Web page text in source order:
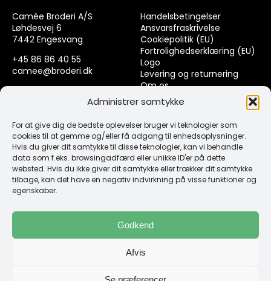
Administrer samtykke
For at give dig de bedste oplevelser bruger vi teknologier som
cookies til at gemme og/eller få adgang til enhedsoplysninger.
Hvis du giver dit samtykke til disse teknologier, kan vi behandle
data som f.eks. browsingadfærd eller unikke ID'er på dette
websted. Hvis du ikke giver dit samtykke eller trækker dit samtykke
tilbage, kan det have en negativ indvirkning på visse funktioner og
egenskaber.
Godkend
Afvis
Camée Broderi A/S
Løhdesvej 6
7442 Engesvang
+45 86 86 40 55
camee@broderi.dk
Handelsbetingelser
Ansvarsfraskrivelse
Cookiepolitik (EU)
Fortrolighedserklæring (EU)
Logo
Levering og returnering
Om os
Kontakt
Links
Spørgsmål & Svar
Tråd
Design selv guide
Konto
Log ind